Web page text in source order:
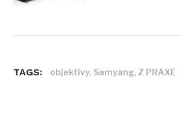
TAGS: objektivy, Samyang,Z PRAXE